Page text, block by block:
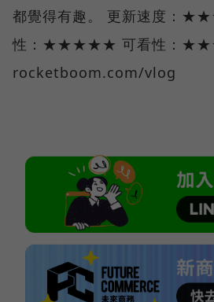
都覺得有趣。 更新速度：
性：★★★★★ 可看性：
rocketboom.com/vlog